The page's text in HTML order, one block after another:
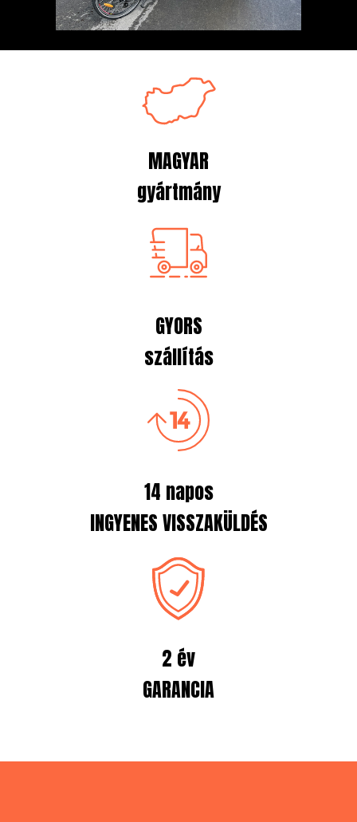
MAGYAR
gyártmány
GYORS
szállítás
14 napos
INGYENES VISSZAKÜLDÉS
2 év
GARANCIA